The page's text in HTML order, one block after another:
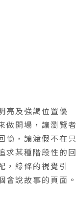
亮及強調位置優
做開場，讓瀏覽者
憶，讓渡假不在只
求某種階段性的回
，線條的視覺引
會說故事的頁面。